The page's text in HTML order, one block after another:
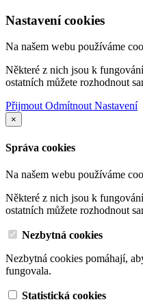
Nastavení cookies
Na našem webu používáme
Některé z nich jsou k
ostatních můžete rozhodnout
PřijmoutOdmítnoutNastavení
×
Správa cookies
Na našem webu používáme
Některé z nich jsou k
ostatních můžete rozhodnout
Nezbytná cookies
Nezbytná cookies pomáhají,
fungovala.
Statistická cookies